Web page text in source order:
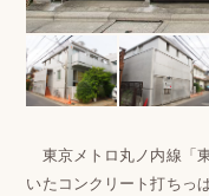
東京メトロ丸ノ内線「
いたコンクリート打ちっ